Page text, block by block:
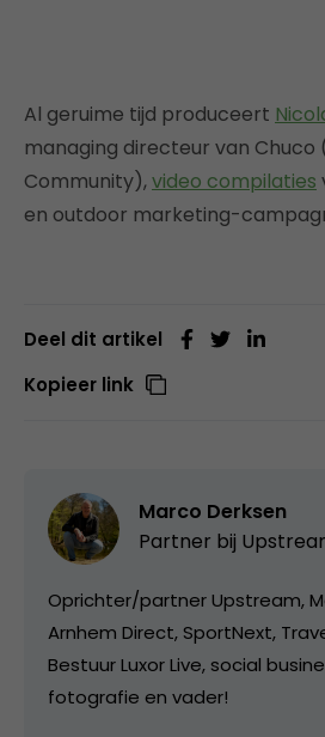
Al geruime tijd produceert
managing directeur van Chuco
Community),video compilaties
en outdoor marketing-
Deel dit artikel
Kopieer link
Marco Derksen
Partner bij
Oprichter/partner Upstream,
Arnhem Direct, SportNext,
Bestuur Luxor Live, social
fotografie en vader!